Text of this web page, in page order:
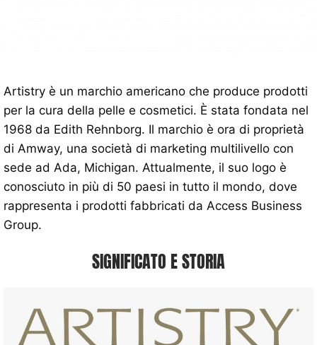
Artistry è un marchio americano che produce prodotti
per la cura della pelle e cosmetici. È stata fondata nel
1968 da Edith Rehnborg. Il marchio è ora di proprietà
di Amway, una società di marketing multilivello con
sede ad Ada, Michigan. Attualmente, il suo logo è
conosciuto in più di 50 paesi in tutto il mondo, dove
rappresenta i prodotti fabbricati da Access Business
Group.
SIGNIFICATO E STORIA